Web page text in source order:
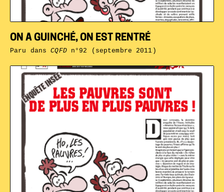
ON A GUINCHÉ, ON EST RENTRÉ
Paru dansCQFDn°92 (septembre 2011)